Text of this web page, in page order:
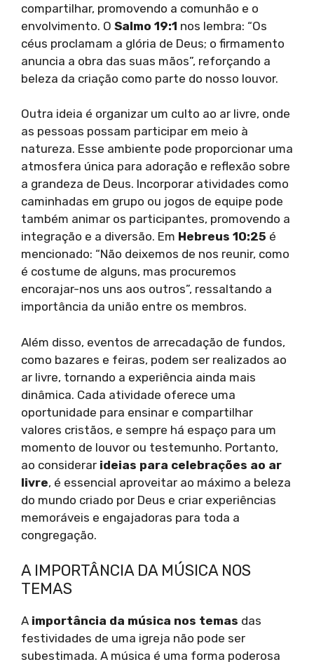
compartilhar, promovendo a comunhão e o
envolvimento. O Salmo 19:1 nos lembra: “Os
céus proclamam a glória de Deus; o firmamento
anuncia a obra das suas mãos”, reforçando a
beleza da criação como parte do nosso louvor.
Outra ideia é organizar um culto ao ar livre, onde
as pessoas possam participar em meio à
natureza. Esse ambiente pode proporcionar uma
atmosfera única para adoração e reflexão sobre
a grandeza de Deus. Incorporar atividades como
caminhadas em grupo ou jogos de equipe pode
também animar os participantes, promovendo a
integração e a diversão. Em Hebreus 10:25 é
mencionado: “Não deixemos de nos reunir, como
é costume de alguns, mas procuremos
encorajar-nos uns aos outros”, ressaltando a
importância da união entre os membros.
Além disso, eventos de arrecadação de fundos,
como bazares e feiras, podem ser realizados ao
ar livre, tornando a experiência ainda mais
dinâmica. Cada atividade oferece uma
oportunidade para ensinar e compartilhar
valores cristãos, e sempre há espaço para um
momento de louvor ou testemunho. Portanto,
ao considerar ideias para celebrações ao ar
livre, é essencial aproveitar ao máximo a beleza
do mundo criado por Deus e criar experiências
memoráveis e engajadoras para toda a
congregação.
A IMPORTÂNCIA DA MÚSICA NOS
TEMAS
A importância da música nos temas das
festividades de uma igreja não pode ser
subestimada. A música é uma forma poderosa